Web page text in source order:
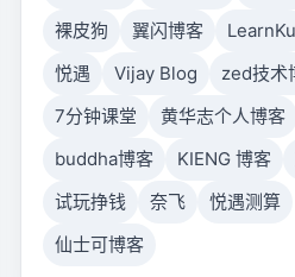
裸皮狗
翼闪博客 LearnKu
悦遇
Vijay Blog
zed技术
7分钟课堂
黄华志个人博客
buddha博客
KIENG 博客
试玩挣钱
奈飞
悦遇测算
仙士可博客